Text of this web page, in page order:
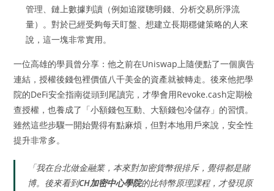
管理、鏈上數據判讀（例如追蹤聰明錢、分析交易所淨流
量）。對於已經受夠每天盯盤、想建立長期穩健策略的人來
說，這一塊非常實用。
一位高雄的學員曾分享：他之前在Uniswap上隨便點了一個廣告
連結，授權後錢包裡價值八千美金的資產就被轉走。後來他把學
院的DeFi安全指南從頭到尾讀完，才學會用Revoke.cash定期檢
查授權，也養成了「小額錢包互動、大額錢包冷儲存」的習慣。
雖然這些步驟一開始覺得有點麻煩，但對本地用戶來說，安全性
提升非常多。
「我在台北做金融業，本來對加密貨幣很排斥，覺得都是賭
博。後來看到CH加密中心學院的比特幣原理課程，才發現原